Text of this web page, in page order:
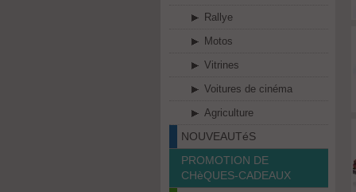
Rallye
Motos
Vitrines
Voitures de cinéma
Agriculture
NOUVEAUTéS
PROMOTION DE
CHèQUES-CADEAUX